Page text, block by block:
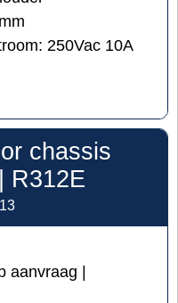
250Vac 10A
chassis
R312E
aanvraag |